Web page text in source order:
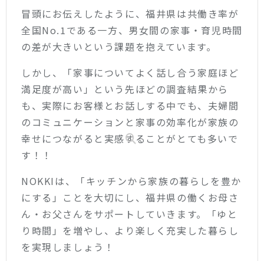
冒頭にお伝えしたように、福井県は共働き率が
全国No.1である一方、男女間の家事・育児時間
の差が大きいという課題を抱えています。
しかし、「家事についてよく話し合う家庭ほど
満足度が高い」という先ほどの調査結果から
も、実際にお客様とお話しする中でも、夫婦間
のコミュニケーションと家事の効率化が家族の
幸せにつながると実感することがとても多いで
す！！
NOKKIは、「キッチンから家族の暮らしを豊か
にする」ことを大切にし、福井県の働くお母さ
ん・お父さんをサポートしていきます。「ゆと
り時間」を増やし、より楽しく充実した暮らし
を実現しましょう！